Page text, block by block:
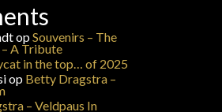
opSouvenirs – The
A Tribute
in the top… of 2025
op Betty Dragstra –
– Veldpaus In